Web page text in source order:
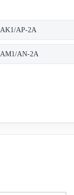
AK1/AP-2A
AM1/AN-2A